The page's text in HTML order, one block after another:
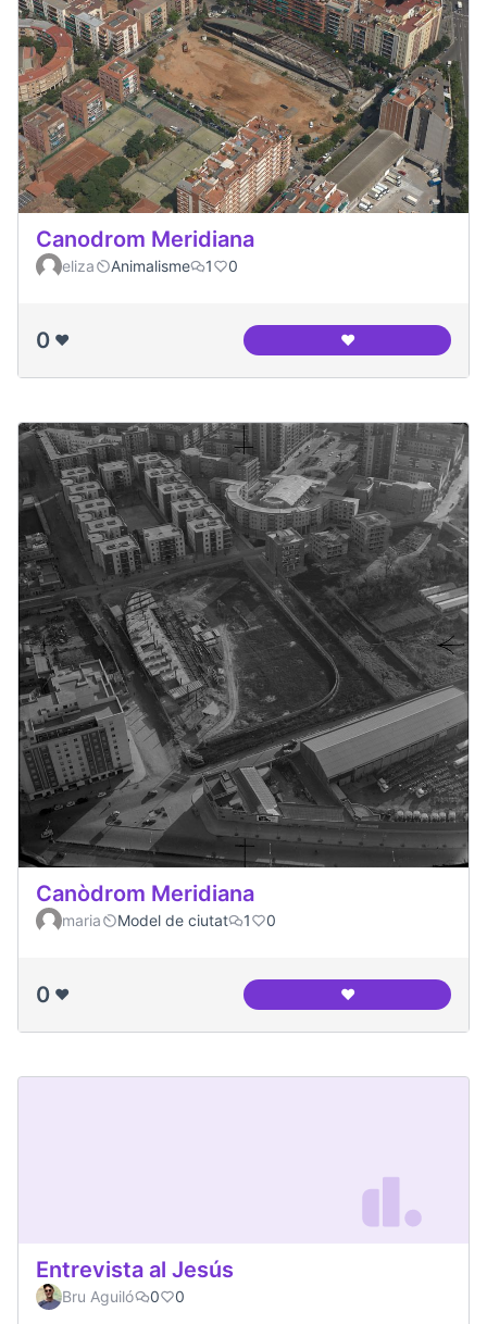
Canodrom Meridiana
eliza Animalisme 1 0
0 ❤️ ❤️Canodrom
Canòdrom Meridiana
maria Model de ciutat 1 0
0 ❤️ ❤️Canòdrom
Entrevista al Jesús
Bru Aguiló 0 0